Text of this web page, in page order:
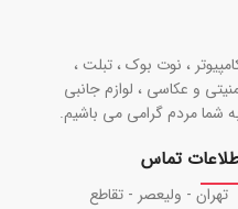
، نوت بوک ، تبلت ،
و عکاسی ، لوازم جانبی
شما مردم گرامی می باشیم.
تماس
تهران - ولیعصر - تقاطع